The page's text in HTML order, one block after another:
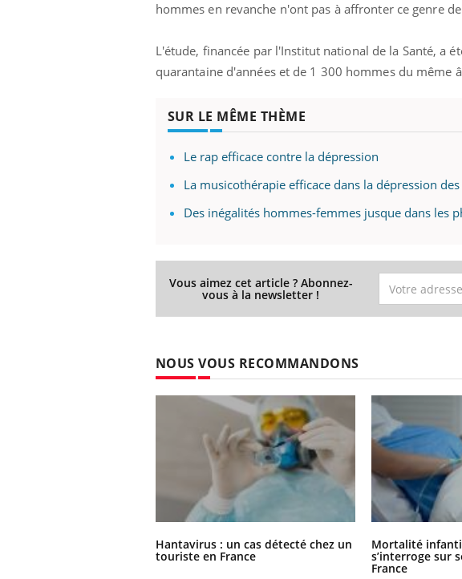
hommes en revanche n'ont pas à affronter ce genre
L'étude, financée par l'Institut national de la Santé, a
quarantaine d'années et de 1 300 hommes du même
SUR LE MÊME THÈME
Le rap efficace contre la dépression
La musicothérapie efficace dans la dépression
Des inégalités hommes-femmes jusque dans les
Vous aimez cet article ? Abonnez-
vous à la newsletter !
NOUS VOUS RECOMMANDONS
Hantavirus : un cas détecté chez un
touriste en France
Mortalité
s’interroge sur
France